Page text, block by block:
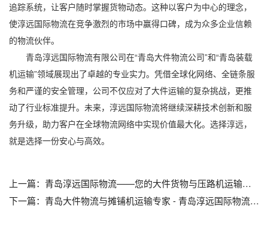
追踪系统，让客户随时掌握货物动态。这种以客户为中心的理念，
使淳远国际物流在竞争激烈的市场中赢得口碑，成为众多企业信赖
的物流伙伴。
青岛淳远国际物流有限公司在“青岛大件物流公司”和“青岛装载
机运输”领域展现出了卓越的专业实力。凭借全球化网络、全链条服
务和严谨的安全管理，公司不仅应对了大件运输的复杂挑战，更推
动了行业标准提升。未来，淳远国际物流将继续深耕技术创新和服
务升级，助力客户在全球物流网络中实现价值最大化。选择淳远，
就是选择一份安心与高效。
上一篇： 青岛淳远国际物流——您的大件货物与压路机运输专家_青岛大件货物运输_青岛压路机运输
下一篇： 青岛大件物流与摊铺机运输专家 - 青岛淳远国际物流_青岛大件物流_青岛摊铺机运输